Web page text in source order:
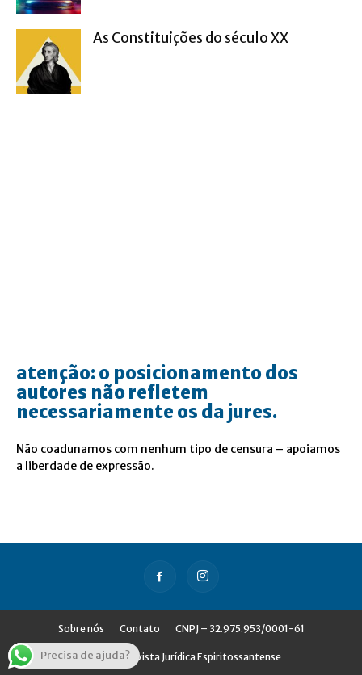
As Constituições do século XX
atenção: o posicionamento dos
autores não refletem
necessariamente os da jures.
Não coadunamos com nenhum tipo de censura – apoiamos
a liberdade de expressão.
Sobre nós Contato CNPJ – 32.975.953/0001-61
© Jures - Revista Jurídica Espiritossantense
Precisa de ajuda?